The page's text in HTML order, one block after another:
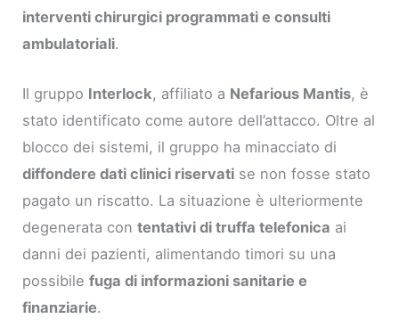
interventi chirurgici programmati e consulti
ambulatoriali.
Il gruppo Interlock, affiliato a Nefarious Mantis, è
stato identificato come autore dell’attacco. Oltre al
blocco dei sistemi, il gruppo ha minacciato di
diffondere dati clinici riservati se non fosse stato
pagato un riscatto. La situazione è ulteriormente
degenerata contentativi di truffa telefonica ai
danni dei pazienti, alimentando timori su una
possibilefuga di informazioni sanitarie e
finanziarie.